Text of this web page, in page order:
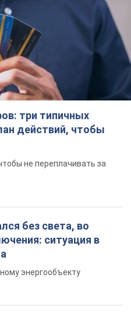
три типичных
действий, чтобы
не переплачивать за
без света, во
ситуация в
энергообъекту